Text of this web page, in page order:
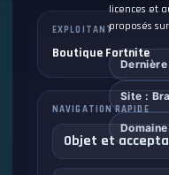
licences et
proposés
Site :
EXPLOITANT
Boutique Fortnite
NAVIGATION RAPIDE
Objet et